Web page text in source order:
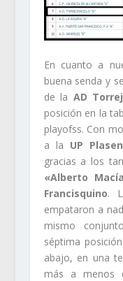
En cuanto a
buena senda y
de la AD
posición en la
playofss. Con
a la UP
gracias a los
«Alberto
Francisquino.
empataron a
mismo
séptima
abajo, en una
más a menos